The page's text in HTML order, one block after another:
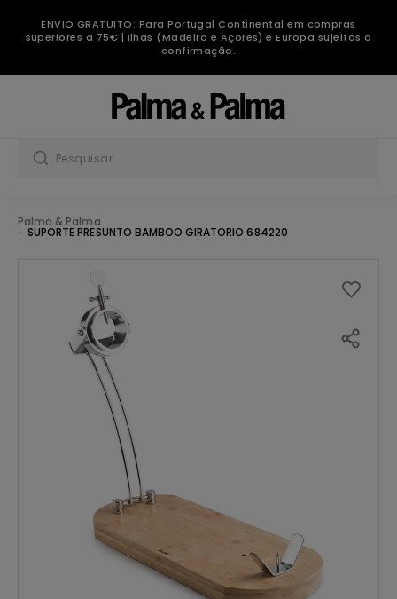
ENVIO GRATUITO: Para Portugal Continental em compras
superiores a 75€ | Ilhas (Madeira e Açores) e Europa sujeitos a
confirmação.
Palma & Palma
SUPORTE PRESUNTO BAMBOO GIRATORIO 684220